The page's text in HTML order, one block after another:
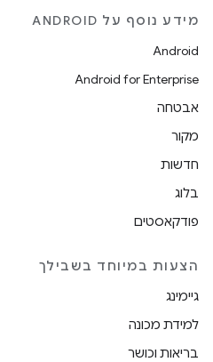
מידע נוסף על ANDROID
Android
Android for Enterprise
אבטחה
מקור
חדשות
בלוג
פודקאסטים
הצעות במיוחד בשבילך
גיימינג
למידת מכונה
בריאות וכושר